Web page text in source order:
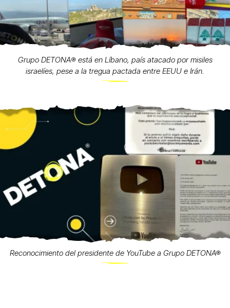
Grupo DETONA®️ está en Líbano, país atacado por misiles
israelíes, pese a la tregua pactada entre EEUU e Irán.
Reconocimiento del presidente de YouTube a Grupo DETONA®